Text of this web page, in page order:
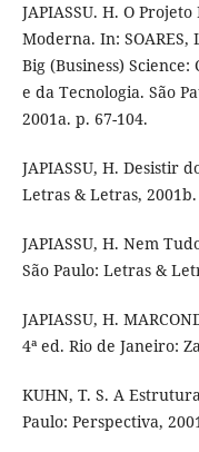
JAPIASSU. H. O
Moderna. In: SOARES,
Big (Business)
e da Tecnologia. São
2001a. p. 67-104.
JAPIASSU, H. Desistir
Letras & Letras, 2001b.
JAPIASSU, H. Nem
São Paulo: Letras &
JAPIASSU, H.
4ª ed. Rio de Janeiro:
KUHN, T. S. A
Paulo: Perspectiva,